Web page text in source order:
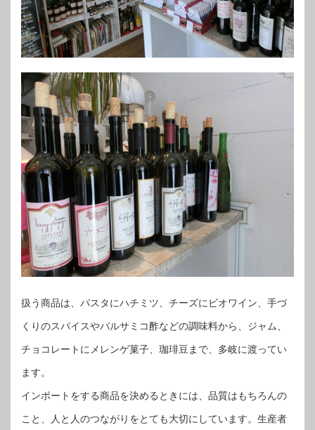
扱う商品は、パスタにハチミツ、チーズにビオワイン、手づ
くりのスパイスやバルサミコ酢などの調味料から、ジャム、
チョコレートにメレンゲ菓子、珈琲豆まで、多岐に渡ってい
ます。
インポートをする商品を決めるときには、品質はもちろんの
こと、人と人のつながりをとても大切にしています。生産者